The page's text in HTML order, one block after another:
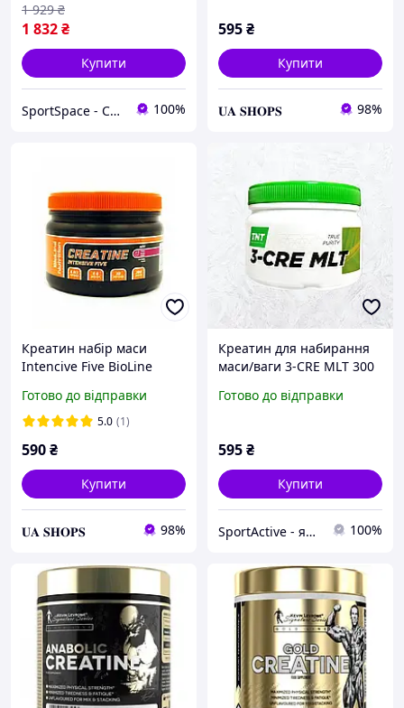
1 832₴
1 929 ₴
Купити
SportSpace - Спортивне харчування та вітаміни! 100%
595₴
Купити
𝐔𝐀 𝐒𝐇𝐎𝐏𝐒 98%
Креатин набір маси
Intencive Five BioLine
Готово до відправки
5.0 (1)
590₴
Купити
𝐔𝐀 𝐒𝐇𝐎𝐏𝐒 98%
Креатин для набирання
маси/ваги 3-CRE MLT 300
Готово до відправки
595₴
Купити
SportActive - якісне спортивне харчування 100%